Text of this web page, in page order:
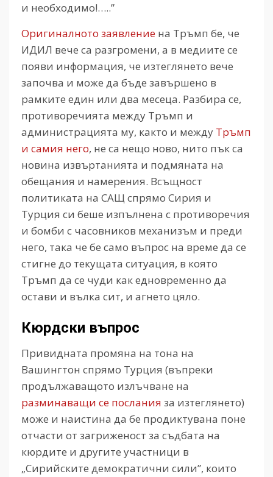
и необходимо!…..”
Оригиналното заявление на Тръмп бе, че
ИДИЛ вече са разгромени, а в медиите се
появи информация, че изтеглянето вече
започва и може да бъде завършено в
рамките един или два месеца. Разбира се,
противоречията между Тръмп и
администрацията му, както и между Тръмп
и самия него, не са нещо ново, нито пък са
новина извъртанията и подмяната на
обещания и намерения. Всъщност
политиката на САЩ спрямо Сирия и
Турция си беше изпълнена с противоречия
и бомби с часовников механизъм и преди
него, така че бе само въпрос на време да се
стигне до текущата ситуация, в която
Тръмп да се чуди как едновременно да
остави и вълка сит, и агнето цяло.
Кюрдски въпрос
Привидната промяна на тона на
Вашингтон спрямо Турция (въпреки
продължаващото излъчване на
разминаващи се послания за изтеглянето)
може и наистина да бе продиктувана поне
отчасти от загриженост за съдбата на
кюрдите и другите участници в
„Сирийските демократични сили”, които